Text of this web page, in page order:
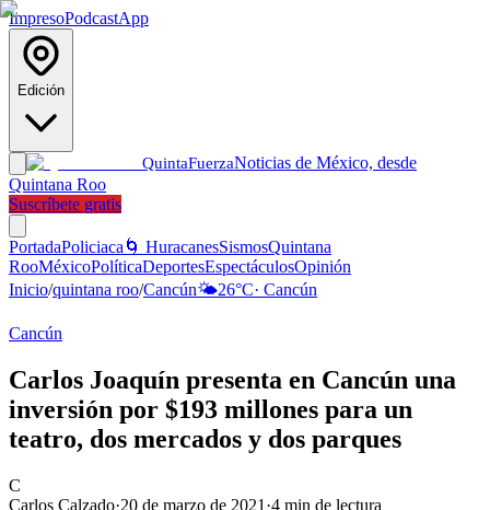
ImpresoPodcastApp
Edición
QuintaFuerzaNoticias de México, desde
Quintana Roo
Suscríbete gratis
PortadaPoliciaca 🌀 HuracanesSismosQuintana
RooMéxicoPolíticaDeportesEspectáculosOpinión
Inicio/quintana roo/Cancún🌤️26°C· Cancún
Cancún
Carlos Joaquín presenta en Cancún una
inversión por $193 millones para un
teatro, dos mercados y dos parques
C
Carlos Calzado·20 de marzo de 2021 ·4 min de lectura